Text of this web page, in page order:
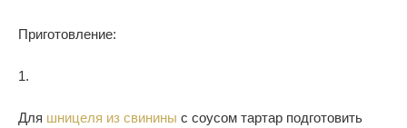
Приготовление:
1.
Для шницеля из свинины с соусом тартар подготовить